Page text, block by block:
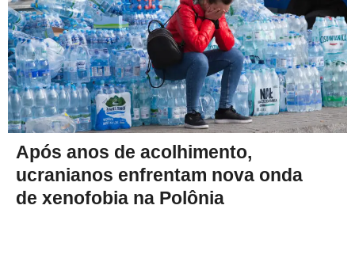
Após anos de acolhimento,
ucranianos enfrentam nova onda
de xenofobia na Polônia